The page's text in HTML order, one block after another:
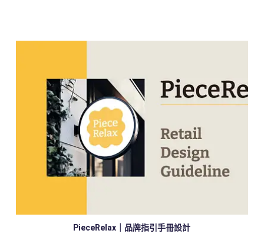
PieceRelax｜品牌指引手冊設計